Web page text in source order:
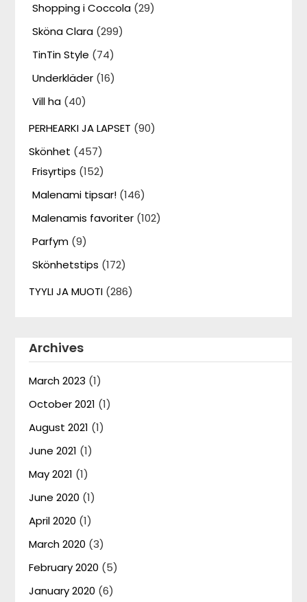
Shopping i Coccola (29)
Sköna Clara (299)
TinTin Style (74)
Underkläder (16)
Vill ha (40)
PERHEARKI JA LAPSET (90)
Skönhet (457)
Frisyrtips (152)
Malenami tipsar! (146)
Malenamis favoriter (102)
Parfym (9)
Skönhetstips (172)
TYYLI JA MUOTI (286)
Archives
March 2023 (1)
October 2021 (1)
August 2021 (1)
June 2021 (1)
May 2021 (1)
June 2020 (1)
April 2020 (1)
March 2020 (3)
February 2020 (5)
January 2020 (6)